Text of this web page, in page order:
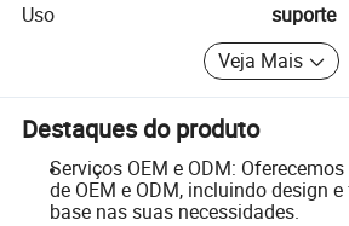
Uso
suporte
Veja Mais
Destaques do produto
Serviços OEM e ODM:
de OEM e ODM, incluindo design
base nas suas necessidades.